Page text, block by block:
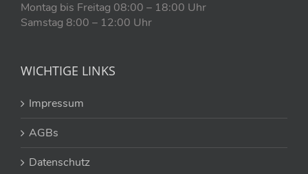
Montag bis Freitag 08:00 – 18:00 Uhr
Samstag 8:00 – 12:00 Uhr
WICHTIGE LINKS
Impressum
AGBs
Datenschutz